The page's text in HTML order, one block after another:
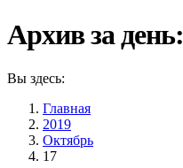
Архив за день:
Вы здесь:
Главная
2019
Октябрь
17